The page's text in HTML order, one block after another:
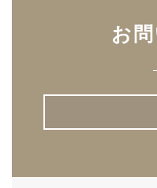
お